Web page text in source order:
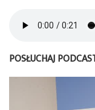
POSŁUCHAJ